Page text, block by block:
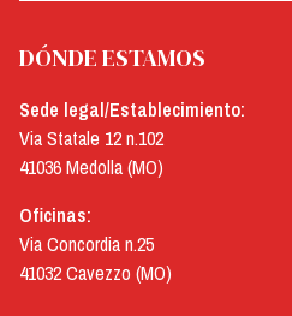
DÓNDE ESTAMOS
Sede legal/Establecimiento:
Via Statale 12 n.102
41036 Medolla (MO)
Oficinas:
Via Concordia n.25
41032 Cavezzo (MO)